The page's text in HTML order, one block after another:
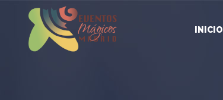
INICIO